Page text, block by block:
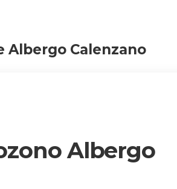
Albergo Calenzano
Albergo